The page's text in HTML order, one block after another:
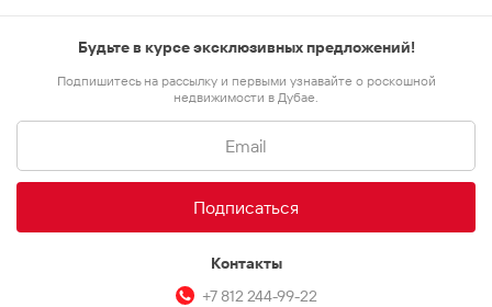
Контакты
+7 812 244-99-22
Будьте в курсе эксклюзивных предложений!
Подпишитесь на рассылку и первыми узнавайте о роскошной
недвижимости в Дубае.
Подписаться